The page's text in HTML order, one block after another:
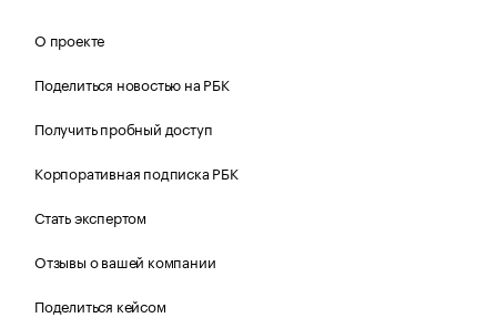
О проекте
Поделиться новостью на РБК
Получить пробный доступ
Корпоративная подписка РБК
Стать экспертом
Отзывы о вашей компании
Поделиться кейсом